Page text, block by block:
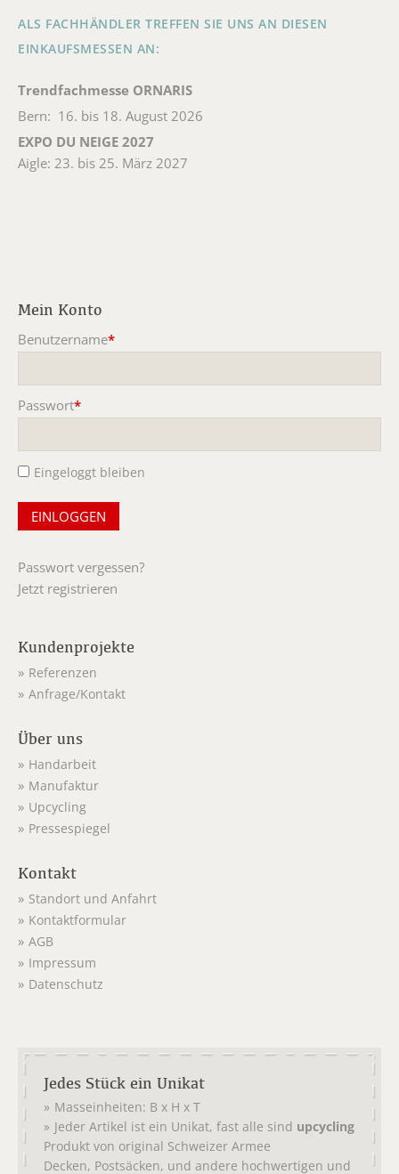
ALS FACHHÄNDLER TREFFEN SIE UNS AN DIESEN
EINKAUFSMESSEN AN:
Trendfachmesse ORNARIS
Bern: 16. bis 18. August 2026
EXPO DU NEIGE 2027
Aigle: 23. bis 25. März 2027
Mein Konto
Benutzername*
Passwort*
Eingeloggt bleiben
Passwort vergessen?
Jetzt registrieren
Kundenprojekte
Referenzen
Anfrage/Kontakt
Über uns
Handarbeit
Manufaktur
Upcycling
Pressespiegel
Kontakt
Standort und Anfahrt
Kontaktformular
AGB
Impressum
Datenschutz
Jedes Stück ein Unikat
Masseinheiten: B x H x T
Jeder Artikel ist ein Unikat, fast alle sind upcycling
Produkt von original Schweizer Armee
Decken, Postsäcken, und andere hochwertigen und